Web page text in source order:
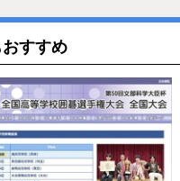
すすめ